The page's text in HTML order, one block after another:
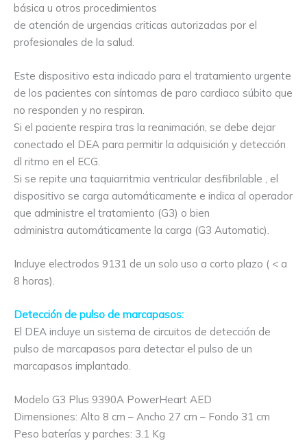
básica u otros procedimientos
de atención de urgencias criticas autorizadas por el
profesionales de la salud.
Este dispositivo esta indicado para el tratamiento urgente
de los pacientes con síntomas de paro cardiaco súbito que
no responden y no respiran.
Si el paciente respira tras la reanimación, se debe dejar
conectado el DEA para permitir la adquisición y detección
dl ritmo en el ECG.
Si se repite una taquiarritmia ventricular desfibrilable , el
dispositivo se carga automáticamente e indica al operador
que administre el tratamiento (G3) o bien
administra automáticamente la carga (G3 Automatic).
Incluye electrodos 9131 de un solo uso a corto plazo ( < a
8 horas).
Detección de pulso de marcapasos:
El DEA incluye un sistema de circuitos de detección de
pulso de marcapasos para detectar el pulso de un
marcapasos implantado.
Modelo G3 Plus 9390A PowerHeart AED
Dimensiones: Alto 8 cm – Ancho 27 cm – Fondo 31 cm
Peso baterías y parches: 3.1 Kg